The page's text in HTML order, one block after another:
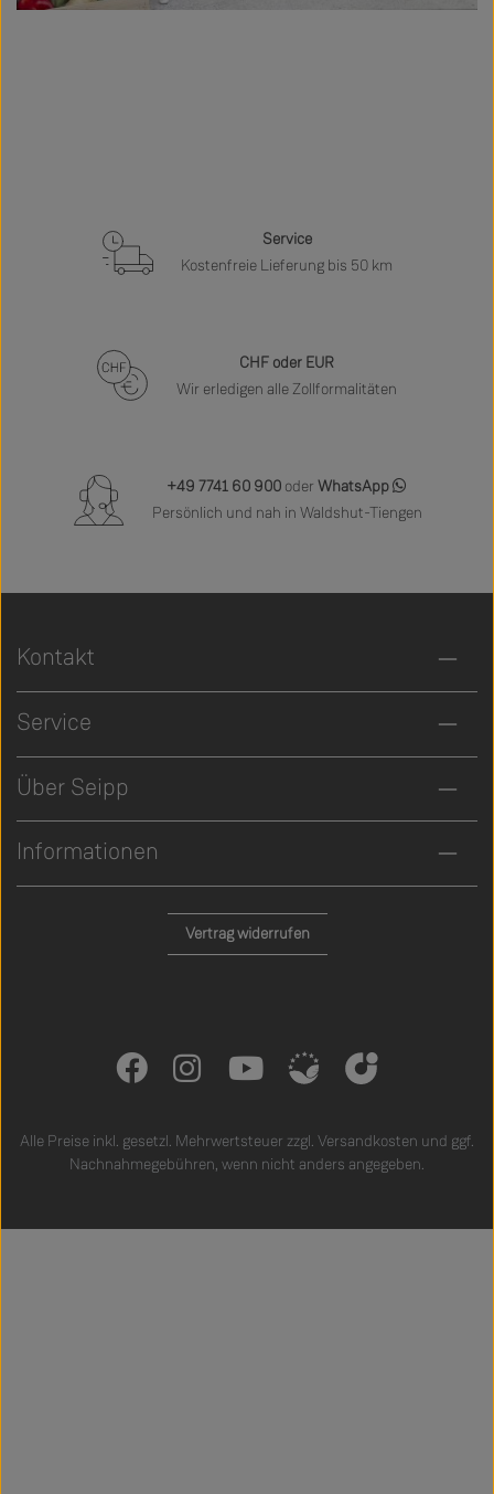
Service
Kostenfreie Lieferung bis 50 km
CHF oder EUR
Wir erledigen alle Zollformalitäten
+49 7741 60 900 oder WhatsApp
Persönlich und nah in Waldshut-Tiengen
Kontakt
Service
Über Seipp
Informationen
Vertrag widerrufen
Alle Preise inkl. gesetzl. Mehrwertsteuer zzgl. Versandkosten und ggf.
Nachnahmegebühren, wenn nicht anders angegeben.